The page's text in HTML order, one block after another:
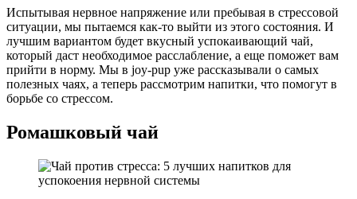
Испытывая нервное напряжение или пребывая в стрессовой
ситуации, мы пытаемся как-то выйти из этого состояния. И
лучшим вариантом будет вкусный успокаивающий чай,
который даст необходимое расслабление, а еще поможет вам
прийти в норму. Мы в joy-pup уже рассказывали о самых
полезных чаях, а теперь рассмотрим напитки, что помогут в
борьбе со стрессом.
Ромашковый чай